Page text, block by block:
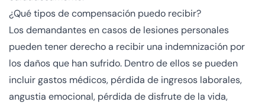
¿Qué tipos de compensación puedo recibir?
Los demandantes en casos de lesiones personales
pueden tener derecho a recibir una indemnización por
los daños que han sufrido. Dentro de ellos se pueden
incluir gastos médicos, pérdida de ingresos laborales,
angustia emocional, pérdida de disfrute de la vida,